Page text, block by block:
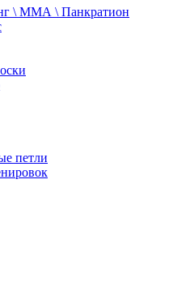
\ ММА \ Панкратион
петли